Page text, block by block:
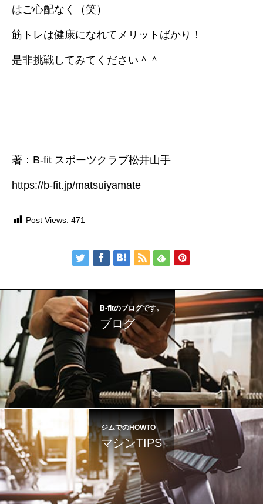
はご心配なく（笑）
筋トレは健康になれてメリットばかり！
是非挑戦してみてください＾＾
著：B-fit スポーツクラブ松井山手
https://b-fit.jp/matsuiyamate
Post Views: 471
B-fitのブログです。
ブログ
ジムでのHOWTO
マシンTIPS